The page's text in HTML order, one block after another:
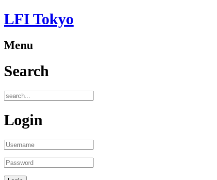
LFI Tokyo
Menu
Search
Login